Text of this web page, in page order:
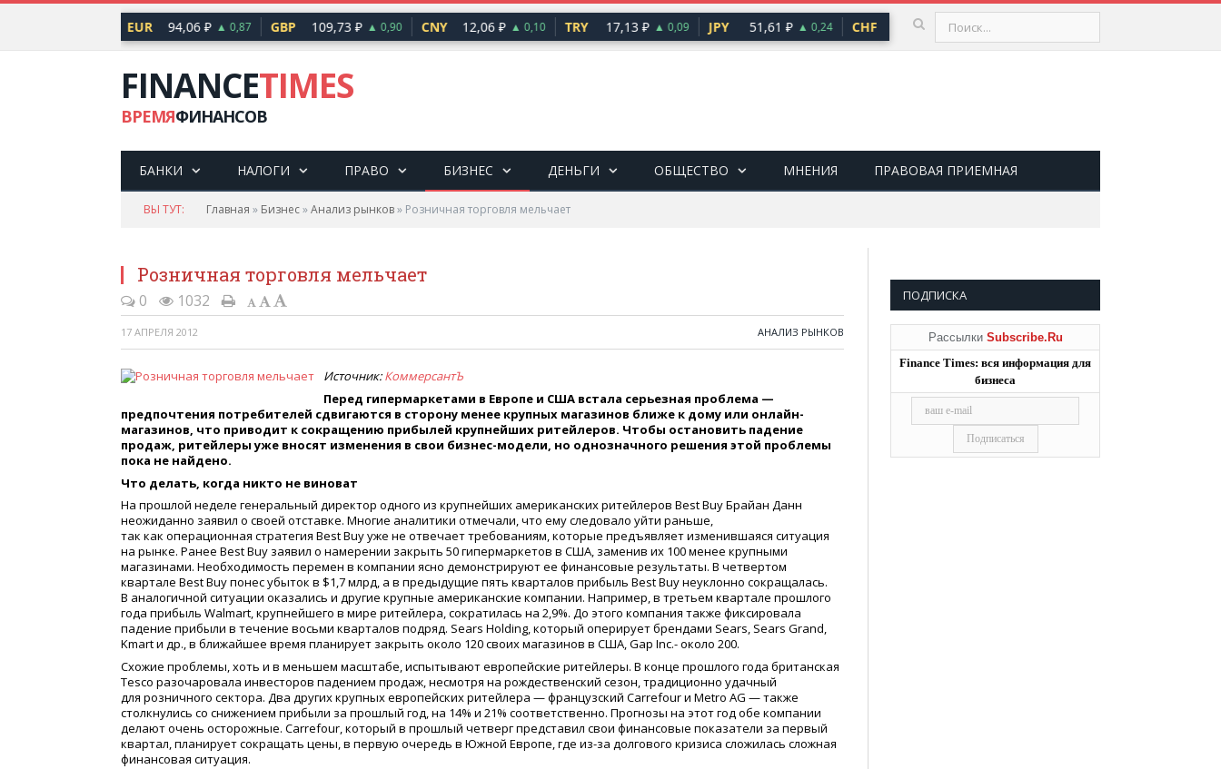
EUR 94,06 ₽ ▲ 0,87 GBP 109,73 ₽ ▲ 0,90 CNY 12,06 ₽ ▲ 0,10 TRY 17,13 ₽ ▲ 0,09 JPY 51,61 ₽ ▲ 0,24 CHF 100,66 ₽ ▲ 0,73
FINANCETIMES
ВРЕМЯФИНАНСОВ
БАНКИ НАЛОГИ ПРАВО БИЗНЕС ДЕНЬГИ ОБЩЕСТВО МНЕНИЯ ПРАВОВАЯ ПРИЕМНАЯ
ВЫ ТУТ: Главная » Бизнес»Анализ рынков» Розничная торговля мельчает
Розничная торговля мельчает
0 1032
17 АПРЕЛЯ 2012 АНАЛИЗ РЫНКОВ
Источник:КоммерсантЪ
Перед гипермаркетами в Европе и США встала серьезная проблема —
предпочтения потребителей сдвигаются в сторону менее крупных магазинов ближе к дому или онлайн-
магазинов, что приводит к сокращению прибылей крупнейших ритейлеров. Чтобы остановить падение
продаж, ритейлеры уже вносят изменения в свои бизнес-модели, но однозначного решения этой проблемы
пока не найдено.
Что делать, когда никто не виноват
На прошлой неделе генеральный директор одного из крупнейших американских ритейлеров Best Buy Брайан Данн
неожиданно заявил о своей отставке. Многие аналитики отмечали, что ему следовало уйти раньше,
так как операционная стратегия Best Buy уже не отвечает требованиям, которые предъявляет изменившаяся ситуация
на рынке. Ранее Best Buy заявил о намерении закрыть 50 гипермаркетов в США, заменив их 100 менее крупными
магазинами. Необходимость перемен в компании ясно демонстрируют ее финансовые результаты. В четвертом
квартале Best Buy понес убыток в $1,7 млрд, а в предыдущие пять кварталов прибыль Best Buy неуклонно сокращалась.
В аналогичной ситуации оказались и другие крупные американские компании. Например, в третьем квартале прошлого
года прибыль Walmart, крупнейшего в мире ритейлера, сократилась на 2,9%. До этого компания также фиксировала
падение прибыли в течение восьми кварталов подряд. Sears Holding, который оперирует брендами Sears, Sears Grand,
Kmart и др., в ближайшее время планирует закрыть около 120 своих магазинов в США, Gap Inc.- около 200.
Схожие проблемы, хоть и в меньшем масштабе, испытывают европейские ритейлеры. В конце прошлого года британская
Tesco разочаровала инвесторов падением продаж, несмотря на рождественский сезон, традиционно удачный
для розничного сектора. Два других крупных европейских ритейлера — французский Carrefour и Metro AG — также
столкнулись со снижением прибыли за прошлый год, на 14% и 21% соответственно. Прогнозы на этот год обе компании
делают очень осторожные. Carrefour, который в прошлый четверг представил свои финансовые показатели за первый
квартал, планирует сокращать цены, в первую очередь в Южной Европе, где из-за долгового кризиса сложилась сложная
финансовая ситуация.
ПОДПИСКА
Рассылки Subscribe.Ru
Finance Times: вся информация для
бизнеса